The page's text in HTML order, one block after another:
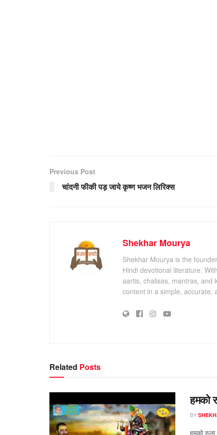
Previous Post
चांदनी फीकी पड़ जाये कृष्ण भजन लिरिक्स
Shekhar Mourya
Shekhar Mourya is the
Hindi devotional literature.
aartis, chalisas, mantras, and
content in a simple, accurate,
Related Posts
हमको
BY
हमको रुला